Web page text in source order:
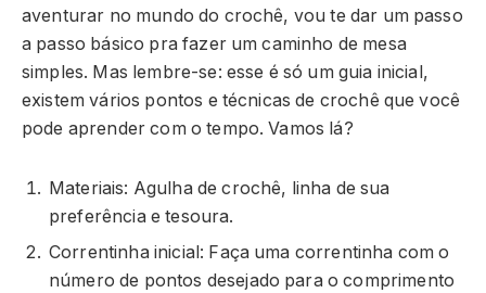
aventurar no mundo do crochê, vou te dar um passo
a passo básico pra fazer um caminho de mesa
simples. Mas lembre-se: esse é só um guia inicial,
existem vários pontos e técnicas de crochê que você
pode aprender com o tempo. Vamos lá?
Materiais: Agulha de crochê, linha de sua
preferência e tesoura.
Correntinha inicial: Faça uma correntinha com o
número de pontos desejado para o comprimento